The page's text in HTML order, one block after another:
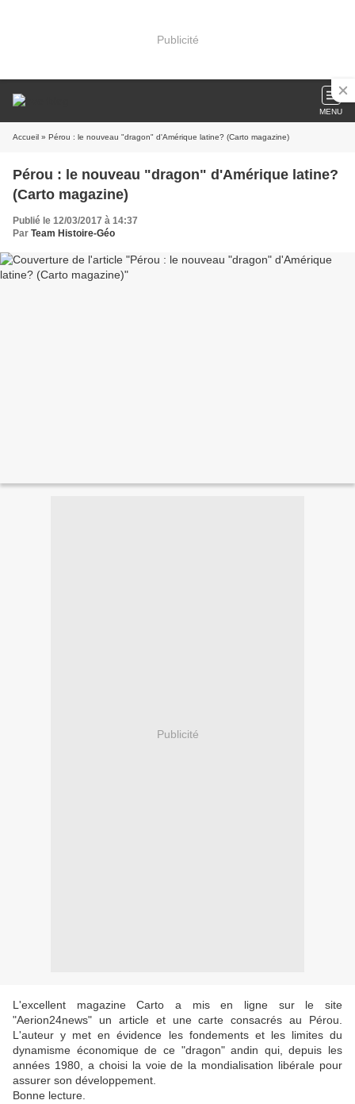
Publicité
MENU
Accueil » Pérou : le nouveau "dragon" d'Amérique latine? (Carto magazine)
Pérou : le nouveau "dragon" d'Amérique latine?
(Carto magazine)
Publié le 12/03/2017 à 14:37
Par Team Histoire-Géo
Publicité
L'excellent magazine Carto a mis en ligne sur le site
"Aerion24news" un article et une carte consacrés au Pérou.
L'auteur y met en évidence les fondements et les limites du
dynamisme économique de ce "dragon" andin qui, depuis les
années 1980, a choisi la voie de la mondialisation libérale pour
assurer son développement.
Bonne lecture.